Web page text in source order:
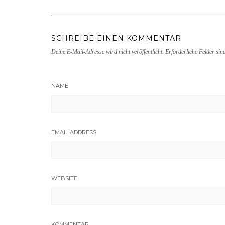
SCHREIBE EINEN KOMMENTAR
Deine E-Mail-Adresse wird nicht veröffentlicht. Erforderliche Felder
NAME
EMAIL ADDRESS
WEBSITE